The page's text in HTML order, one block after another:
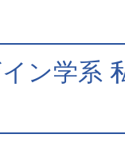
ン学系